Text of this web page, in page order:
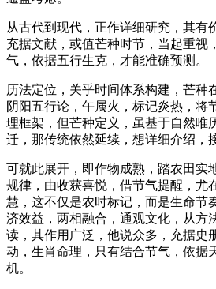
从古代到现代，正作详细研究，其有
充据文献，或值芒种时节，当起重视
气，依据五行生克，才能准确预测。
历法定位，关乎时间体系构建，芒种
阴阳五行论，午属火，标记炎热，将
理框架，但芒种定义，虽基于自然唯
迁，那传统依然延续，想详细介绍，
可就此展开，即作物成熟，踏农田实
规律，由收获喜悦，借节气提醒，尤
慧，这不仅是农时标记，而是生命节
济效益，两相融合，通观文化，从方
读，其作用广泛，他说众多，充据史
动，生肖命理，只有结合节气，依据
机。